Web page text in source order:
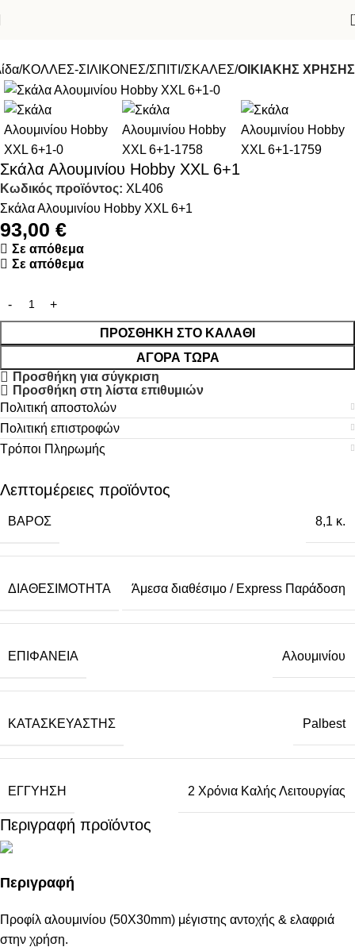
ΚΟΛΛΕΣ-ΣΙΛΙΚΟΝΕΣ ΣΠΙΤΙ ΣΚΑΛΕΣ ΟΙΚΙΑΚΗΣ ΧΡΗΣΗΣ
Σκάλα Αλουμινίου Hobby XXL 6+1
Κωδικός προϊόντος: XL406
Σκάλα Αλουμινίου Hobby XXL 6+1
93,00 €
Σε απόθεμα
Σε απόθεμα
ΠΡΟΣΘΉΚΗ ΣΤΟ ΚΑΛΆΘΙ
ΑΓΟΡΆ ΤΏΡΑ
Προσθήκη για σύγκριση
Προσθήκη στη λίστα επιθυμιών
Πολιτική αποστολών
Πολιτική επιστροφών
Τρόποι Πληρωμής
Λεπτομέρειες προϊόντος
ΒΆΡΟΣ 8,1 κ.
ΔΙΑΘΕΣΙΜΌΤΗΤΑ Άμεσα διαθέσιμο / Express Παράδοση
ΕΠΙΦΆΝΕΙΑ Αλουμινίου
ΚΑΤΑΣΚΕΥΑΣΤΉΣ Palbest
ΕΓΓΎΗΣΗ 2 Χρόνια Καλής Λειτουργίας
Περιγραφή προϊόντος
Περιγραφή
Προφίλ αλουμινίου (50Χ30mm) μέγιστης αντοχής & ελαφριά
στην χρήση.